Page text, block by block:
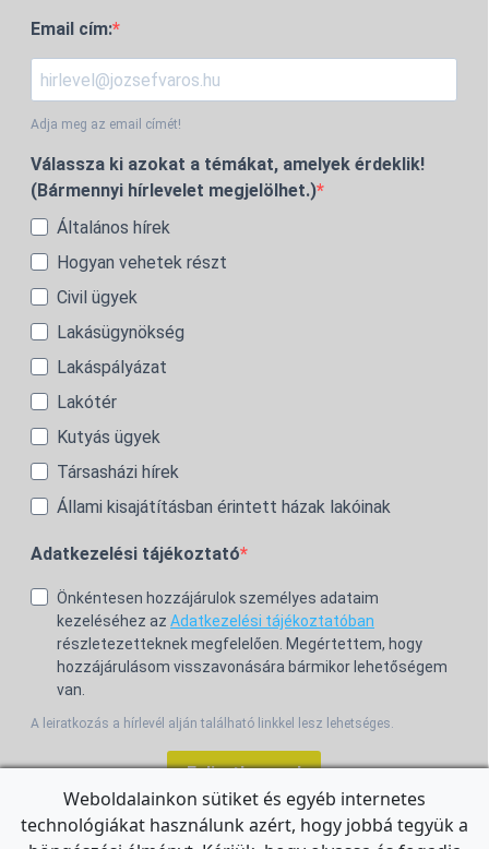
Email cím:
Adja meg az email címét!
Válassza ki azokat a témákat, amelyek érdeklik!
(Bármennyi hírlevelet megjelölhet.)
Általános hírek
Hogyan vehetek részt
Civil ügyek
Lakásügynökség
Lakáspályázat
Lakótér
Kutyás ügyek
Társasházi hírek
Állami kisajátításban érintett házak lakóinak
Adatkezelési tájékoztató
Önkéntesen hozzájárulok személyes adataim
kezeléséhez az Adatkezelési tájékoztatóban
részletezetteknek megfelelően. Megértettem, hogy
hozzájárulásom visszavonására bármikor lehetőségem
van.
A leiratkozás a hírlevél alján található linkkel lesz lehetséges.
Feliratkozom!
Weboldalainkon sütiket és egyéb internetes
technológiákat használunk azért, hogy jobbá tegyük a